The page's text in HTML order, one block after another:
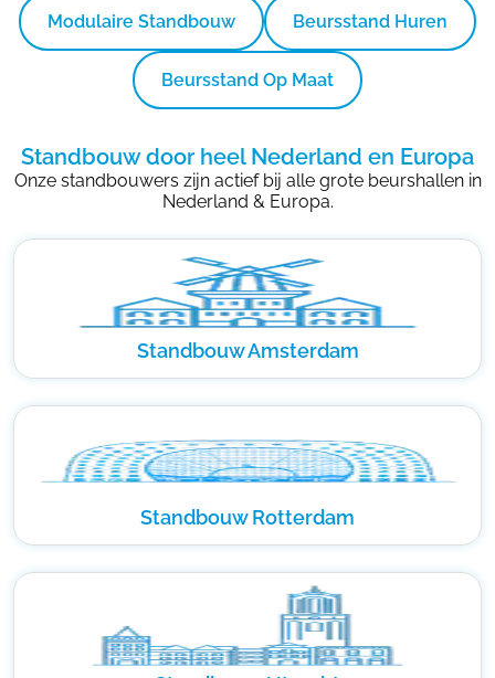
Modulaire Standbouw Beursstand Huren
Beursstand Op Maat
Standbouw door heel Nederland en Europa
Onze standbouwers zijn actief bij alle grote beurshallen in
Nederland & Europa.
Standbouw Amsterdam
Standbouw Rotterdam